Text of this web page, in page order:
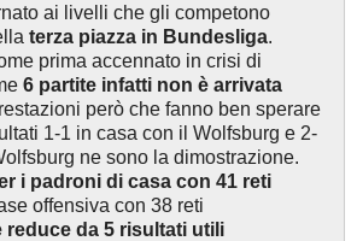
ai livelli che gli competono
terza piazza in Bundesliga.
prima accennato in crisi di
6 partite infatti non è arrivata
però che fanno ben sperare
1-1 in casa con il Wolfsburg e 2-
ne sono la dimostrazione.
i padroni di casa con 41 reti
offensiva con 38 reti
reduce da 5 risultati utili